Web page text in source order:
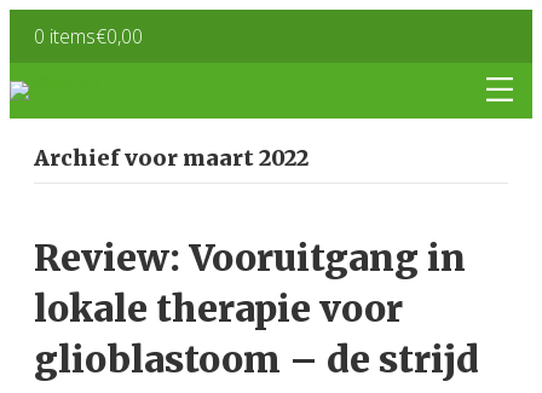
0 items€0,00
Archief voor maart 2022
Review: Vooruitgang in
lokale therapie voor
glioblastoom – de strijd